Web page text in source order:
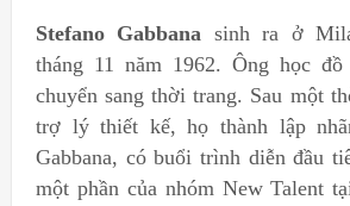
Stefano Gabbana sinh ra ở
tháng 11 năm 1962. Ông học
chuyển sang thời trang. Sau một
trợ lý thiết kế, họ thành lập
Gabbana, có buổi trình diễn đầu
một phần của nhóm New Talent